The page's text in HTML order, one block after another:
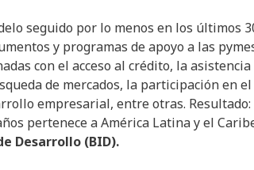
seguido por lo menos en los últimos
y programas de apoyo a las
con el acceso al crédito, la
de mercados, la participación en
empresarial, entre otras.
pertenece a América Latina y el
Desarrollo (BID).